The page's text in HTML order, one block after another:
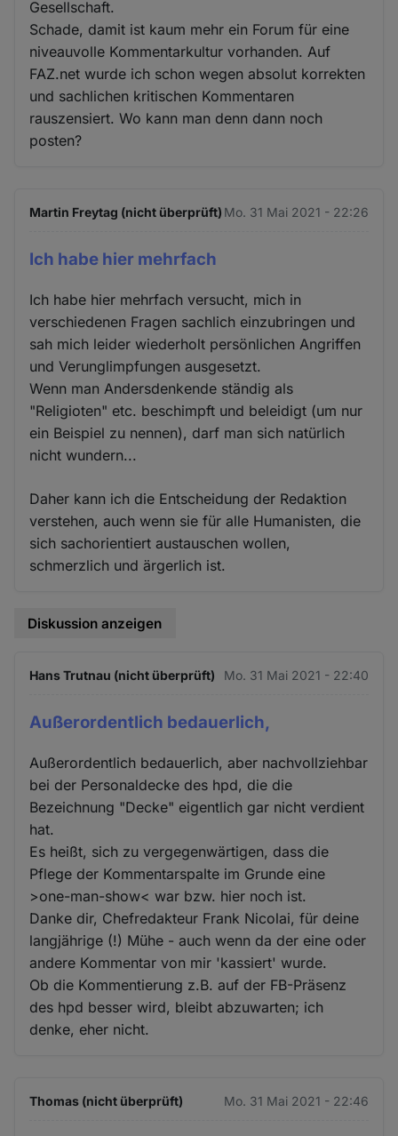
Gesellschaft.
Schade, damit ist kaum mehr ein Forum für eine
niveauvolle Kommentarkultur vorhanden. Auf
FAZ.net wurde ich schon wegen absolut korrekten
und sachlichen kritischen Kommentaren
rauszensiert. Wo kann man denn dann noch
posten?
Martin Freytag (nicht überprüft) Mo. 31 Mai 2021 - 22:26
Ich habe hier mehrfach
Ich habe hier mehrfach versucht, mich in
verschiedenen Fragen sachlich einzubringen und
sah mich leider wiederholt persönlichen Angriffen
und Verunglimpfungen ausgesetzt.
Wenn man Andersdenkende ständig als
"Religioten" etc. beschimpft und beleidigt (um nur
ein Beispiel zu nennen), darf man sich natürlich
nicht wundern...
Daher kann ich die Entscheidung der Redaktion
verstehen, auch wenn sie für alle Humanisten, die
sich sachorientiert austauschen wollen,
schmerzlich und ärgerlich ist.
Diskussion anzeigen
Hans Trutnau (nicht überprüft) Mo. 31 Mai 2021 - 22:40
Außerordentlich bedauerlich,
Außerordentlich bedauerlich, aber nachvollziehbar
bei der Personaldecke des hpd, die die
Bezeichnung "Decke" eigentlich gar nicht verdient
hat.
Es heißt, sich zu vergegenwärtigen, dass die
Pflege der Kommentarspalte im Grunde eine
>one-man-show< war bzw. hier noch ist.
Danke dir, Chefredakteur Frank Nicolai, für deine
langjährige (!) Mühe - auch wenn da der eine oder
andere Kommentar von mir 'kassiert' wurde.
Ob die Kommentierung z.B. auf der FB-Präsenz
des hpd besser wird, bleibt abzuwarten; ich
denke, eher nicht.
Thomas (nicht überprüft) Mo. 31 Mai 2021 - 22:46